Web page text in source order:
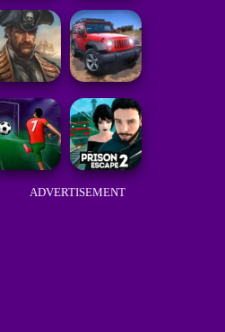
ADVERTISEMENT